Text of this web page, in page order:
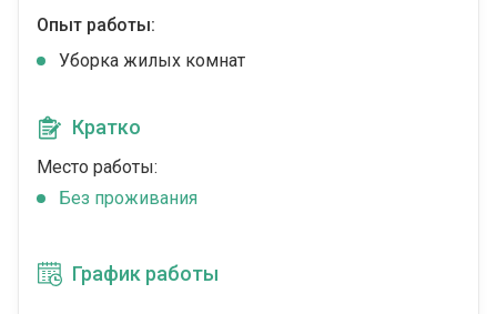
Опыт работы:
Уборка жилых комнат
Кратко
Место работы:
Без проживания
График работы